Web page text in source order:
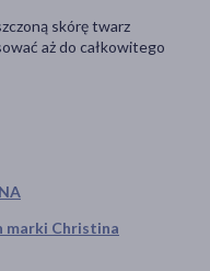
marki Christina
skórę twarz
aż do całkowitego